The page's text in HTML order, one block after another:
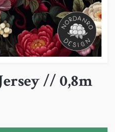
// 0,8m